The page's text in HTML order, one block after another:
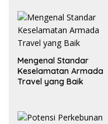
Mengenal Standar
Keselamatan Armada
Travel yang Baik